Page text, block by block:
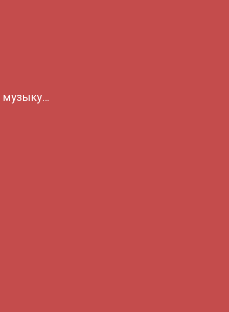
музыку…